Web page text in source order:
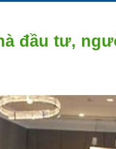
đầu tư,